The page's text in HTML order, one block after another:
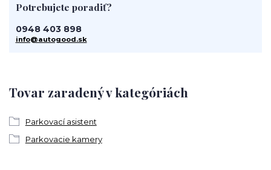
Tovar zaradený v kategóriách
Parkovací asistent
Parkovacie kamery
Potrebujete poradiť?
0948 403 898
info@autogood.sk